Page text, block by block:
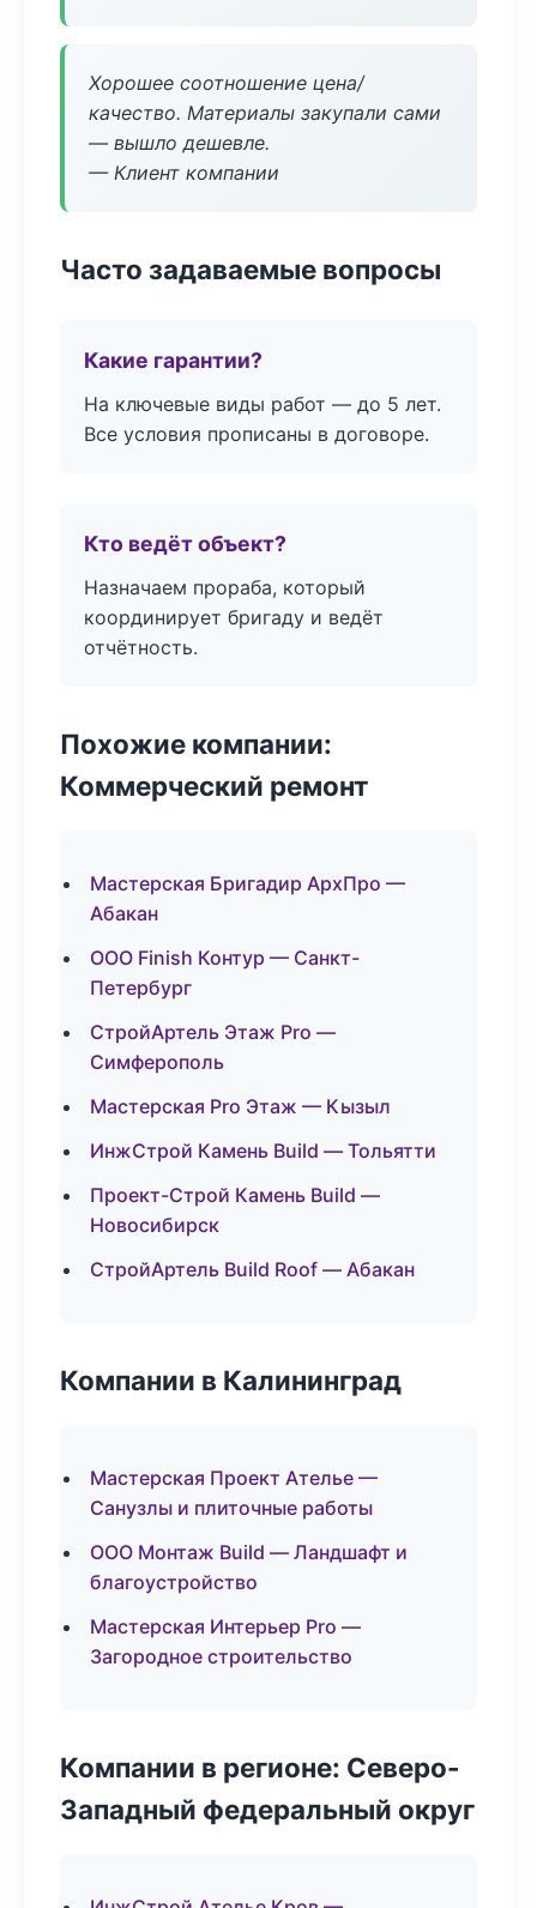
Хорошее соотношение цена/
качество. Материалы закупали сами
— вышло дешевле.
— Клиент компании
Часто задаваемые вопросы
Какие гарантии?
На ключевые виды работ — до 5 лет.
Все условия прописаны в договоре.
Кто ведёт объект?
Назначаем прораба, который
координирует бригаду и ведёт
отчётность.
Похожие компании:
Коммерческий ремонт
Мастерская Бригадир АрхПро —
Абакан
ООО Finish Контур — Санкт-
Петербург
СтройАртель Этаж Pro —
Симферополь
Мастерская Pro Этаж — Кызыл
ИнжСтрой Камень Build — Тольятти
Проект-Строй Камень Build —
Новосибирск
СтройАртель Build Roof — Абакан
Компании в Калининград
Мастерская Проект Ателье —
Санузлы и плиточные работы
ООО Монтаж Build — Ландшафт и
благоустройство
Мастерская Интерьер Pro —
Загородное строительство
Компании в регионе: Северо-
Западный федеральный округ